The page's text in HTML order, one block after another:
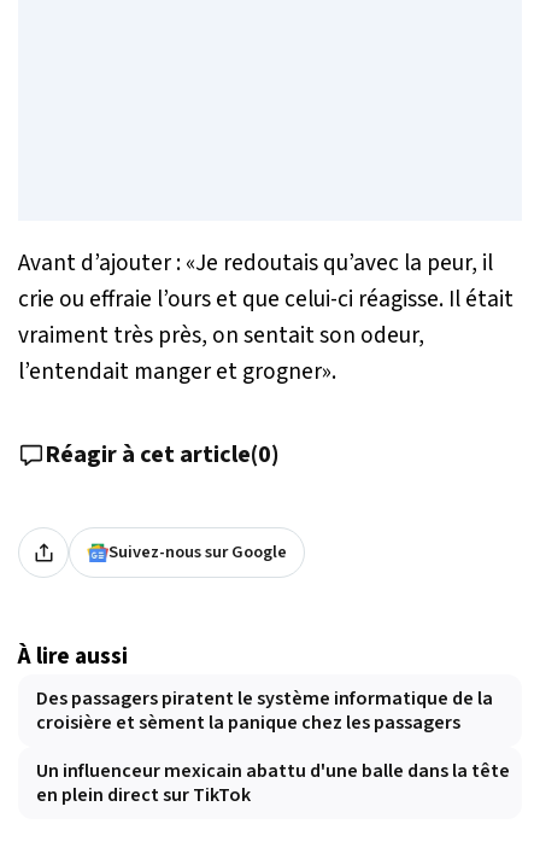
Avant d’ajouter : «Je redoutais qu’avec la peur, il
crie ou effraie l’ours et que celui-ci réagisse. Il était
vraiment très près, on sentait son odeur,
l’entendait manger et grogner».
Réagir à cet article(0)
Suivez-nous sur Google
À lire aussi
Des passagers piratent le système informatique de la
croisière et sèment la panique chez les passagers
Un influenceur mexicain abattu d'une balle dans la tête
en plein direct sur TikTok